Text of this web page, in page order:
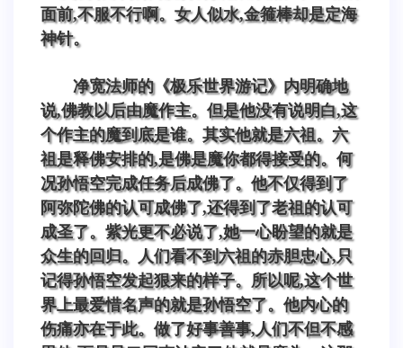
面前,不服不行啊。女人似水,金箍棒却是定海
神针。
净宽法师的《极乐世界游记》内明确地
说,佛教以后由魔作主。但是他没有说明白,这
个作主的魔到底是谁。其实他就是六祖。六
祖是释佛安排的,是佛是魔你都得接受的。何
况孙悟空完成任务后成佛了。他不仅得到了
阿弥陀佛的认可成佛了,还得到了老祖的认可
成圣了。紫光更不必说了,她一心盼望的就是
众生的回归。人们看不到六祖的赤胆忠心,只
记得孙悟空发起狠来的样子。所以呢,这个世
界上最爱惜名声的就是孙悟空了。他内心的
伤痛亦在于此。做了好事善事,人们不但不感